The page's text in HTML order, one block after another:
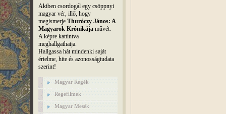
Akiben csordogál egy csöppnyi
magyar vér, illő, hogy
megismerje Thuróczy János: A
Magyarok Krónikájaművét.
A képre kattintva
meghallgathatja.
Hallgassa hát mindenki saját
értelme, hite és azonosságtudata
szerint!
Magyar Regék
Regefilmek
Magyar Mesék